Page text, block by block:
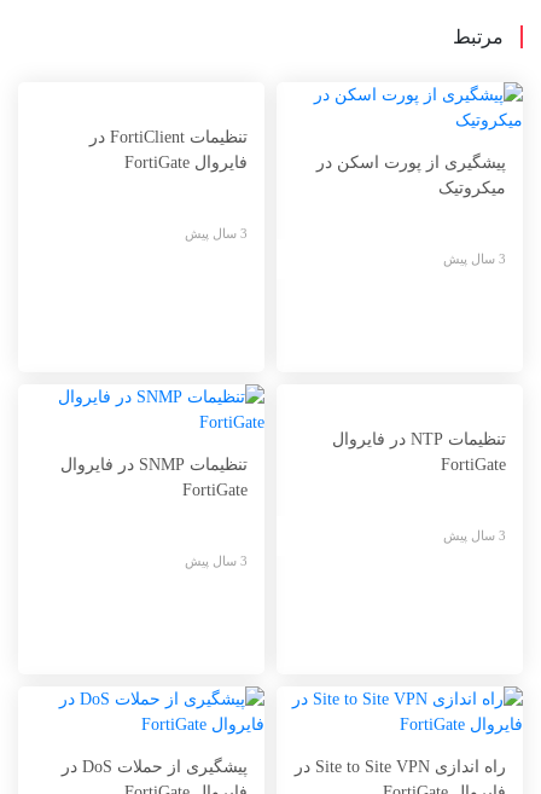
مرتبط
پیشگیری از پورت اسکن در
میکروتیک
تنظیمات FortiClient در
فایروال FortiGate
تنظیمات NTP در فایروال
FortiGate
تنظیمات SNMP در فایروال
FortiGate
راه اندازی Site to Site VPN در
پیشگیری از حملات DoS در